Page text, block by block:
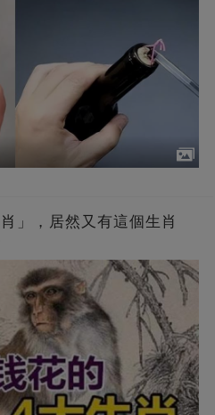
」，居然又有這個生肖